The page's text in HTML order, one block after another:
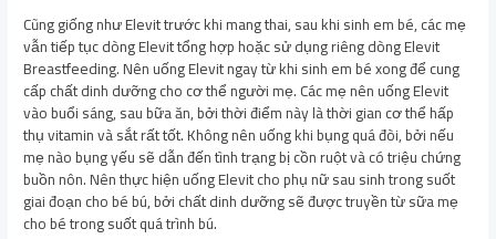
Cũng giống như Elevit trước khi mang thai, sau khi sinh em bé, các mẹ
vẫn tiếp tục dòng Elevit tổng hợp hoặc sử dụng riêng dòng Elevit
Breastfeeding. Nên uống Elevit ngay từ khi sinh em bé xong để cung
cấp chất dinh dưỡng cho cơ thể người mẹ. Các mẹ nên uống Elevit
vào buổi sáng, sau bữa ăn, bởi thời điểm này là thời gian cơ thể hấp
thụ vitamin và sắt rất tốt. Không nên uống khi bụng quá đòi, bởi nếu
mẹ nào bụng yếu sẽ dẫn đến tình trạng bị cồn ruột và có triệu chứng
buồn nôn. Nên thực hiện uống Elevit cho phụ nữ sau sinh trong suốt
giai đoạn cho bé bú, bởi chất dinh dưỡng sẽ được truyền từ sữa mẹ
cho bé trong suốt quá trình bú.